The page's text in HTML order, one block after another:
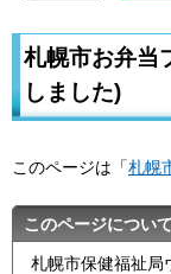
札幌市お弁当
しました)
このページは「札幌
このページについ
札幌市保健福祉局